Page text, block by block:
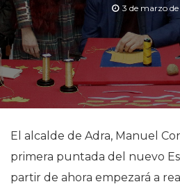
3 de marzo de
El alcalde de Adra, Manuel
primera puntada del nuevo
partir de ahora empezará a